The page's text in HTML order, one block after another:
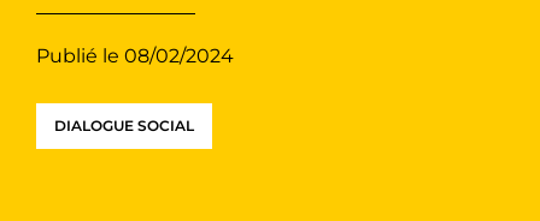
Publié le 08/02/2024
DIALOGUE SOCIAL